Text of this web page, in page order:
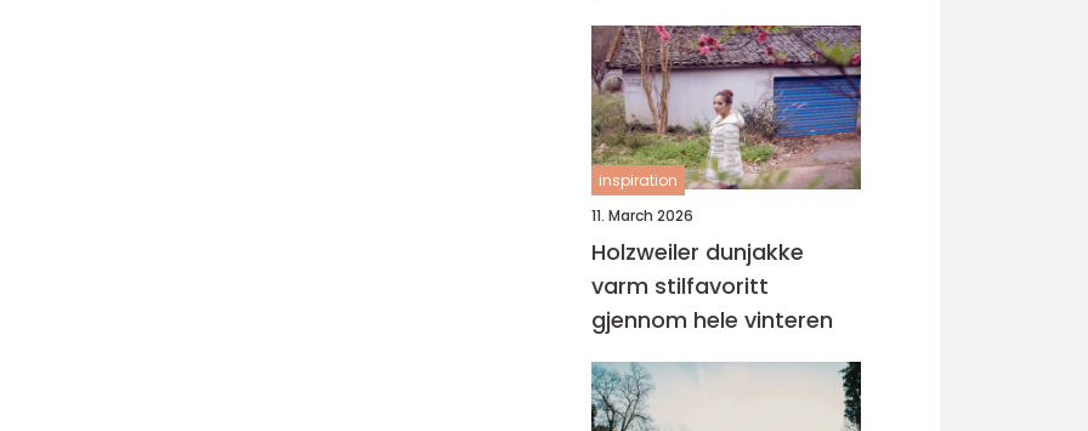
inspiration
11. March 2026
Holzweiler dunjakke
varm stilfavoritt
gjennom hele vinteren